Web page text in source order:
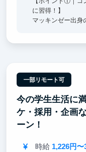
に習得！】
マッキンゼー出身
ため、同期よりも
できます。
【ポイント②｜大
る！】
当社クライアント
AIを活用した業
一部リモート可
今の学生生活に
ケ・採用・企画
ーン！
時給 1,226円〜